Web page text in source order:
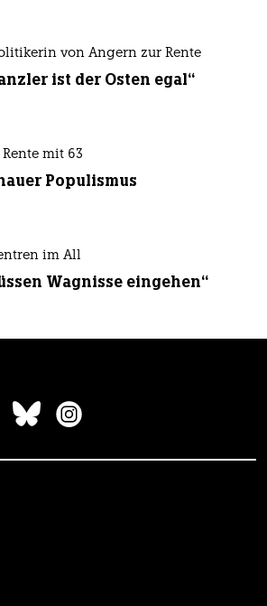
von Angern zur Rente
ist der Osten egal“
mit 63
Populismus
im All
Wagnisse eingehen“